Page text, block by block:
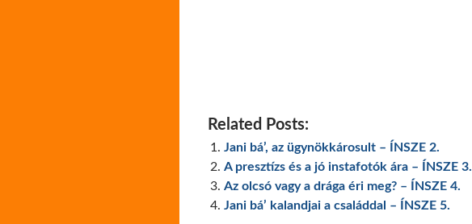
Related Posts:
Jani bá’, az ügynökkárosult – ÍNSZE 2.
A presztízs és a jó instafotók ára – ÍNSZE 3.
Az olcsó vagy a drága éri meg? – ÍNSZE 4.
Jani bá’ kalandjai a családdal – ÍNSZE 5.